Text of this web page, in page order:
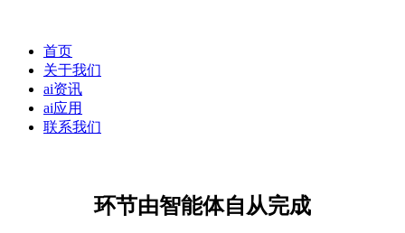
首页
关于我们
ai资讯
ai应用
联系我们
环节由智能体自从完成